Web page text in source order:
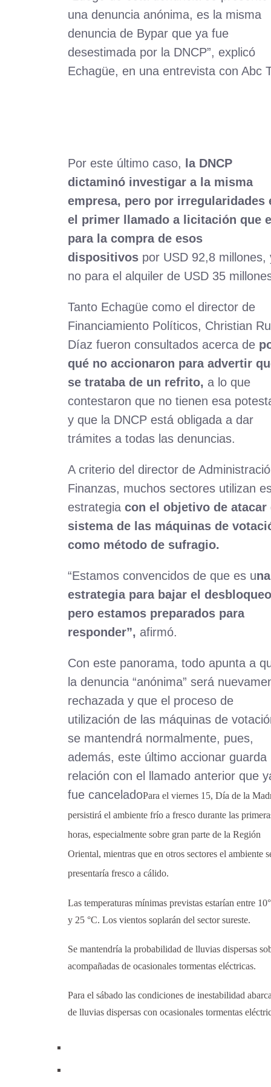
una denuncia anónima, es la misma
denuncia de Bypar que ya fue
desestimada por la DNCP”, explicó
Echagüe, en una entrevista con Abc
Por este último caso,
la DNCP
dictaminó investigar a la misma
empresa, pero por irregularidades
el primer llamado a licitación que
para la compra de esos
dispositivos por USD 92,8 millones,
no para el alquiler de USD 35
Tanto Echagüe como el director de
Financiamiento Políticos, Christian
Díaz fueron consultados acerca de
qué no accionaron para advertir
se trataba de un refrito, a lo que
contestaron que no tienen esa
y que la DNCP está obligada a dar
trámites a todas las denuncias.
A criterio del director de
Finanzas, muchos sectores utilizan
estrategia con el objetivo de atacar
sistema de las máquinas de
como método de sufragio.
“Estamos convencidos de que es una
estrategia para bajar el
pero estamos preparados para
responder”, afirmó.
Con este panorama, todo apunta a
la denuncia “anónima” será
rechazada y que el proceso de
utilización de las máquinas de
se mantendrá normalmente, pues,
además, este último accionar guarda
relación con el llamado anterior que
fue canceladoPara el viernes 15, Día de la
persistirá el ambiente frío a fresco durante las
horas, especialmente sobre gran parte de la Región
Oriental, mientras que en otros sectores el ambiente
presentaría fresco a cálido.
Las temperaturas mínimas previstas estarían entre
y 25 °C. Los vientos soplarán del sector sureste.
Se mantendría la probabilidad de lluvias dispersas
acompañadas de ocasionales tormentas eléctricas.
Para el sábado las condiciones de inestabilidad
de lluvias dispersas con ocasionales tormentas